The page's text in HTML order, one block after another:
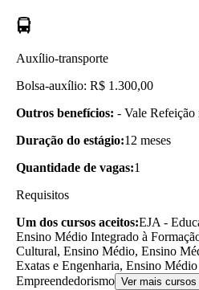
Auxílio-transporte
Bolsa-auxílio: R$ 1.300,00
Outros benefícios: - Vale Refeição
Duração do estágio:12 meses
Quantidade de vagas:1
Requisitos
Um dos cursos aceitos:EJA -
Ensino Médio Integrado à
Cultural, Ensino Médio, Ensino
Exatas e Engenharia, Ensino
Empreendedorismo Ver mais cursos